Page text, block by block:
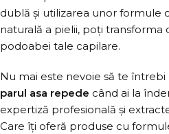
dublă și utilizarea unor formule
naturală a pielii, poți
podoabei tale capilare.
Nu mai este nevoie să te întrebi
parul asa repede când ai la
expertiză profesională și
Care îți oferă produse cu